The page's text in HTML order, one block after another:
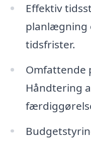
Effektiv
planlægning
tidsfrister.
Omfattende
Håndtering